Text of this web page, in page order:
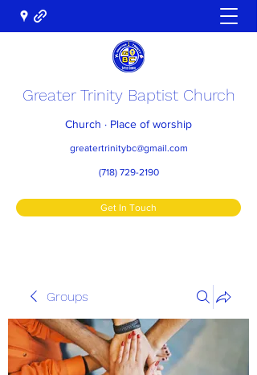
Greater Trinity Baptist Church
Church · Place of worship
greatertrinitybc@gmail.com
(718) 729-2190
Get In Touch
Groups